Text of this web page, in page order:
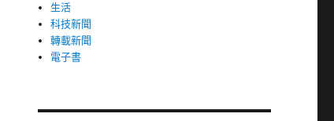
生活
科技新聞
轉載新聞
電子書